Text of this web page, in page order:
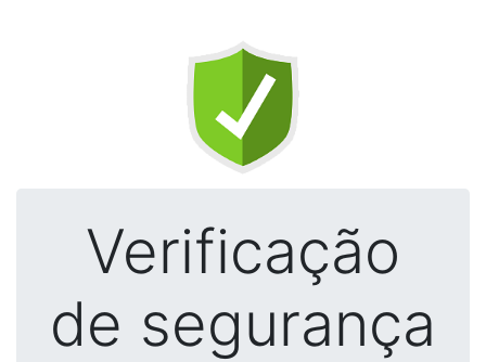
Verificação
de segurança